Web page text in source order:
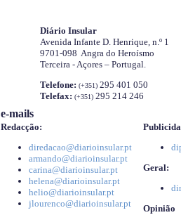
Diário Insular
Avenida Infante D. Henrique, n.º 1
9701-098 Angra do Heroísmo
Terceira - Açores – Portugal.
Telefone: (+351) 295 401 050
Telefax: (+351) 295 214 246
e-mails
Redacção:
diredacao@diarioinsular.pt
armando@diarioinsular.pt
carina@diarioinsular.pt
helena@diarioinsular.pt
helio@diarioinsular.pt
jlourenco@diarioinsular.pt
Geral:
Opinião